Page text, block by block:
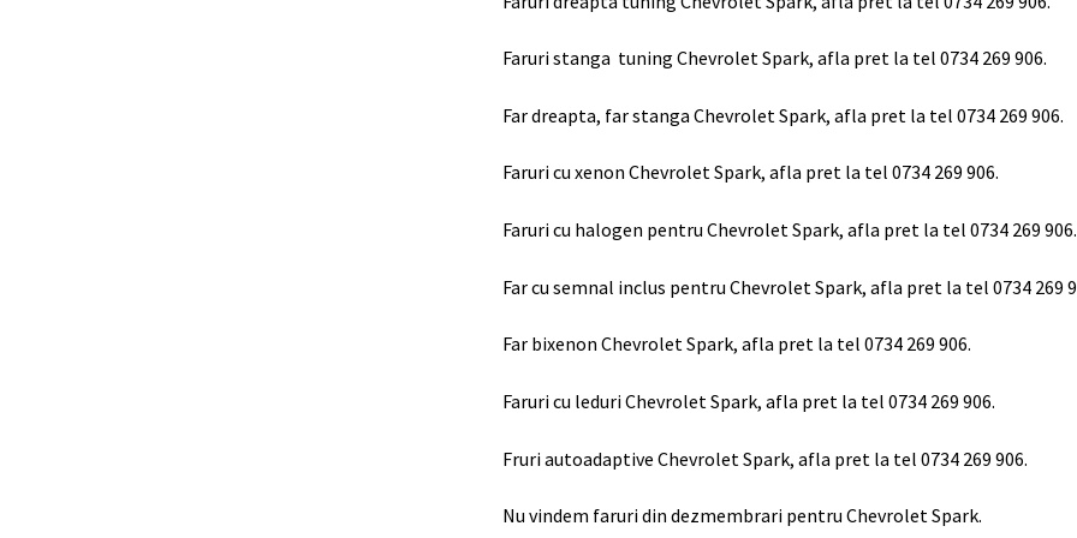
Faruri stanga tuning Chevrolet Spark, afla pret la tel 0734 269 906.
Far dreapta, far stanga Chevrolet Spark, afla pret la tel 0734 269 906.
Faruri cu xenon Chevrolet Spark, afla pret la tel 0734 269 906.
Faruri cu halogen pentru Chevrolet Spark, afla pret la tel 0734 269 906.
Far cu semnal inclus pentru Chevrolet Spark, afla pret la tel 0734 269
Far bixenon Chevrolet Spark, afla pret la tel 0734 269 906.
Faruri cu leduri Chevrolet Spark, afla pret la tel 0734 269 906.
Fruri autoadaptive Chevrolet Spark, afla pret la tel 0734 269 906.
Nu vindem faruri din dezmembrari pentru Chevrolet Spark.